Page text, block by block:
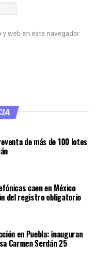
y web en este navegador
de más de 100 lotes
caen en México
del registro obligatorio
en Puebla: inauguran
Carmen Serdán 25